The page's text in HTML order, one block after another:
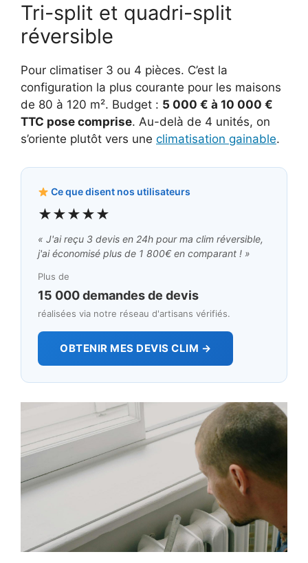
Tri-split et quadri-split
réversible
Pour climatiser 3 ou 4 pièces. C’est la
configuration la plus courante pour les maisons
de 80 à 120 m². Budget : 5 000 € à 10 000 €
TTC pose comprise. Au-delà de 4 unités, on
s’oriente plutôt vers une climatisation gainable.
Ce que disent nos utilisateurs
★★★★★
« J'ai reçu 3 devis en 24h pour ma clim réversible,
j'ai économisé plus de 1 800€ en comparant ! »
Plus de
15 000 demandes de devis
réalisées via notre réseau d'artisans vérifiés.
OBTENIR MES DEVIS CLIM →